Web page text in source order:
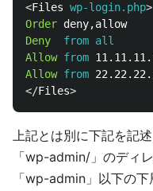
<Files wp-login.php
Order
Deny
from all
Allow from
Allow from
</Files
上記とは別に下記を記
「wp-admin/」のディ
「wp-admin」以下の